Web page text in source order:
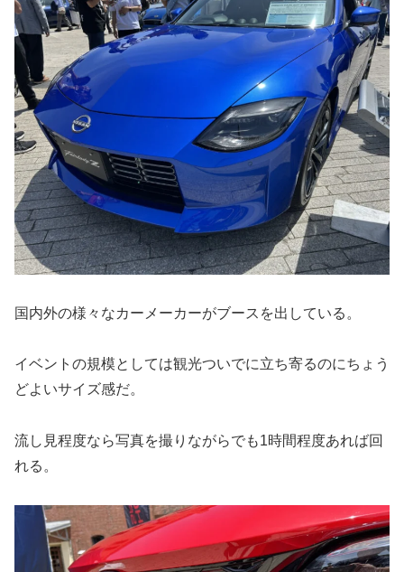
国内外の様々なカーメーカーがブースを出している。
イベントの規模としては観光ついでに立ち寄るのにちょう
どよいサイズ感だ。
流し見程度なら写真を撮りながらでも1時間程度あれば回
れる。